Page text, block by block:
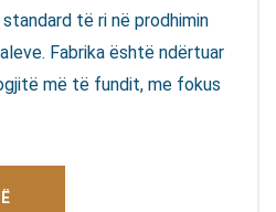
të ri në prodhimin
Fabrika është ndërtuar
më të fundit, me fokus